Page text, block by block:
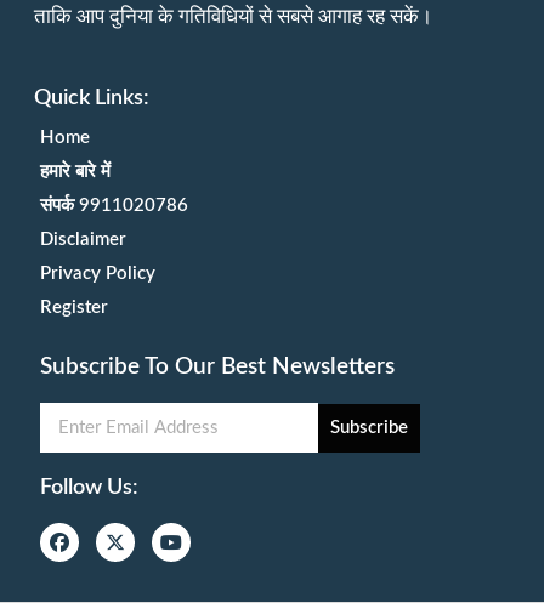
ताकि आप दुनिया के गतिविधियों से सबसे आगाह रह सकें।
Quick Links:
Home
हमारे बारे में
संपर्क 9911020786
Disclaimer
Privacy Policy
Register
Subscribe To Our Best Newsletters
Subscribe
Follow Us: